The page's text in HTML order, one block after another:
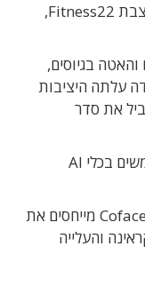
לראשונה פרסמה CofaceBDi גם דירוג נפרד לחברות הייטק המעסיקות עד 100 עובדים. בראש הרשימה ניצבת Fitness22,
בגיוסים,
עלתה היציבות
את סדר
הסקר מצא גם פער משמעותי בהטמעת כלי בינה מלאכותית בארגונים. בעוד 74.1% מעובדי ההייטק משתמשים בכלי AI
בענף התעשיות הביטחוניות דורגה התעשייה האווירית במקום הראשון, לפני אלביט מערכות ורפאל. ב-CofaceBDi מייחסים את
והעלייה